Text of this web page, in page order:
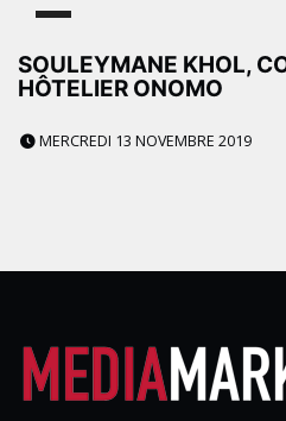
SOULEYMANE KHOL,
HÔTELIER ONOMO
MERCREDI 13 NOVEMBRE 2019